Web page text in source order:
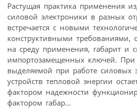
Растущая практика применения
силовой электроники в разных
встречается с новыми
конструктивными требованиями,
на среду применения, габарит и
импортозамещенных ключей. При
выделяемой при работе силовых
устройств тепловой энергии
фактором надежности
фактором габар...